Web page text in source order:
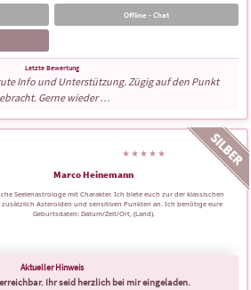
Info und Unterstützung. Zügig auf den Punkt
Gerne wieder …
Offline - Chat
Marco Heinemann
Seelenastrologe mit Charakter. Ich biete euch zur der klassischen
zusätzlich Asteroiden und sensitiven Punkten an. Ich benötige eure
Geburtsdaten: Datum/Zeit/Ort, (Land).
Ihr seid herzlich bei mir eingeladen.